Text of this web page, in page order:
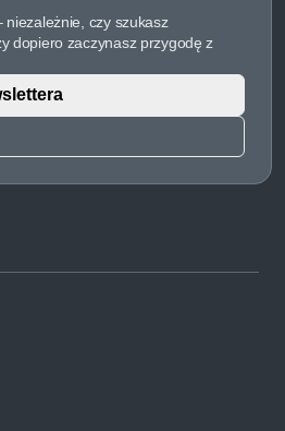
czy szukasz
dopiero zaczynasz przygodę z